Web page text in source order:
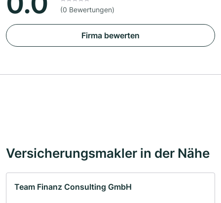
(0 Bewertungen)
Firma bewerten
Versicherungsmakler in der Nähe
Team Finanz Consulting GmbH